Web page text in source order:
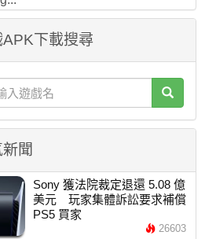
下載搜尋
聞
Sony 獲法院裁定退還 5.08 億
美元 玩家集體訴訟要求補償
PS5 買家
26603